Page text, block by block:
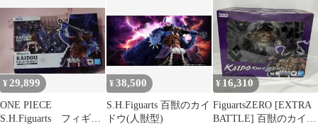
¥29,899
ONE PIECE
S.H.Figuarts フィギュ
¥38,500
S.H.Figuarts 百獣のカイ
ドウ(人獣型)
¥ 16,310
FiguartsZERO [EXTRA
BATTLE] 百獣のカイド